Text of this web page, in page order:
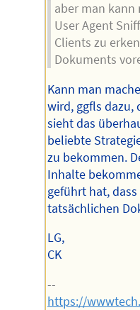
aber man kann
User Agent
Clients zu
Dokuments
Kann man
wird, ggfls dazu,
sieht das
beliebte
zu bekommen.
Inhalte
geführt hat,
tatsächlichen
LG,
CK
--
https://